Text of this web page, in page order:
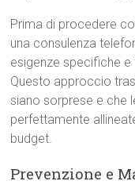
Prima di procedere
una consulenza
esigenze specifiche e
Questo approccio
siano sorprese e che
perfettamente
budget.
Prevenzione e